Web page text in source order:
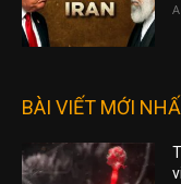
BÀI VIẾT MỚI